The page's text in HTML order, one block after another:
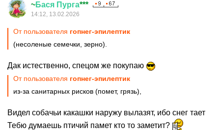
~Бася Пурга***
14:12, 13.02.2026
От пользователя гопнег-эпилептик
(несоленые семечки, зерно).
Дак истественно, спецом же покупаю
От пользователя гопнег-эпилептик
из-за санитарных рисков (помет, грязь),
Видел собачьи какашки наружу вылазят, ибо снег тает
Тебю думаешь птичий памет кто то заметит?